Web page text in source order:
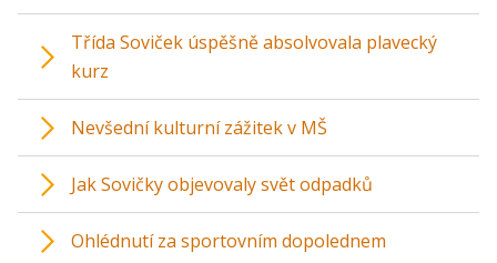
Třída Soviček úspěšně absolvovala plavecký
kurz
Nevšední kulturní zážitek v MŠ
Jak Sovičky objevovaly svět odpadků
Ohlédnutí za sportovním dopolednem